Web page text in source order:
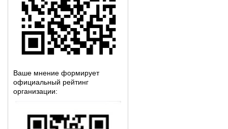
Ваше мнение формирует
официальный рейтинг
организации: